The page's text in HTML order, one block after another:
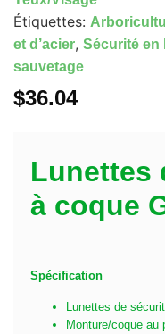
Étiquettes:
et d’acier, Sécurité en
sauvetage
$36.04
Lunettes
à coque
Spécification
Lunettes de
Monture/coque au